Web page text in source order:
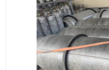
高纯氮气